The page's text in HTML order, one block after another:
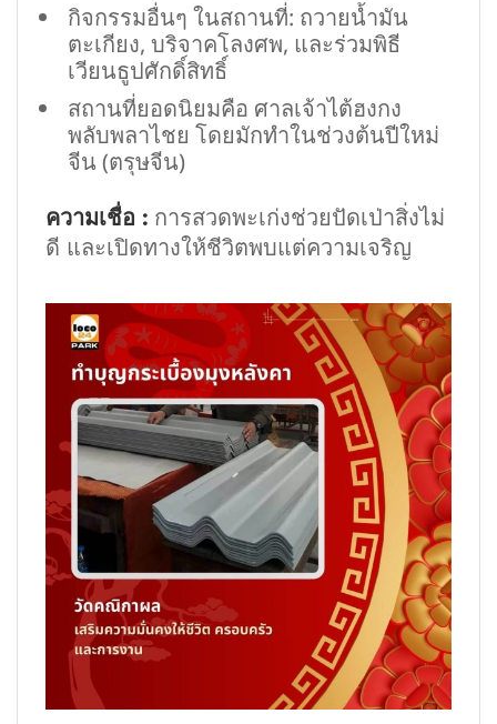
กิจกรรมอื่นๆ ในสถานที่: ถวายน้ำมัน
ตะเกียง, บริจาคโลงศพ, และร่วมพิธี
เวียนธูปศักดิ์สิทธิ์
สถานที่ยอดนิยมคือ ศาลเจ้าไต้ฮงกง
พลับพลาไชย โดยมักทำในช่วงต้นปีใหม่
จีน (ตรุษจีน)
ความเชื่อ : การสวดพะเก่งช่วยปัดเป่าสิ่งไม่
ดี และเปิดทางให้ชีวิตพบแต่ความเจริญ